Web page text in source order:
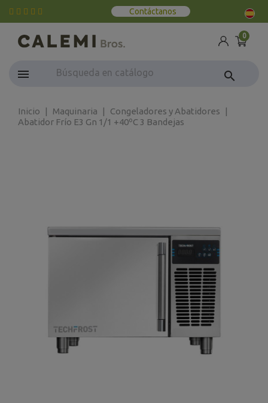
Contáctanos
0
search
Inicio Maquinaria
Congeladores y Abatidores
Abatidor Frío E3 Gn 1/1 +40ºC 3 Bandejas